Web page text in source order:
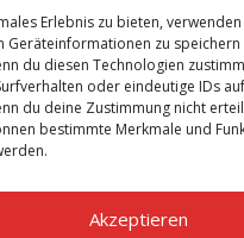
Erlebnis zu bieten,
Geräteinformationen zu
du diesen Technologien
oder eindeutige IDs
du deine Zustimmung nicht
bestimmte Merkmale und
Akzeptieren
dem Laufenden über unsere
Produkteigenschaften
E-Mail-Adresse ein und